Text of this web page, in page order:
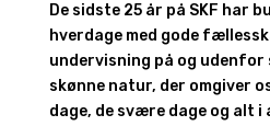
De sidste 25 år på SKF har
hverdage med gode
undervisning på og udenfor
skønne natur, der omgiver
dage, de svære dage og alt